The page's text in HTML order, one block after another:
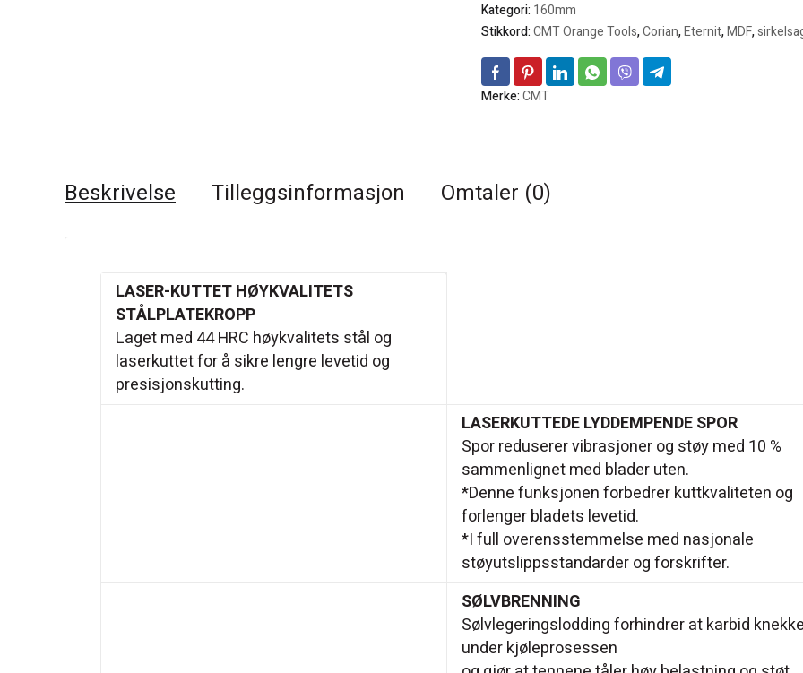
Kategori: 160mm
Stikkord:CMT Orange Tools,Corian,Eternit,MDF,
Merke:CMT
Beskrivelse Tilleggsinformasjon Omtaler (0)
LASER-KUTTET HØYKVALITETS
STÅLPLATEKROPP
Laget med 44 HRC høykvalitets stål og
laserkuttet for å sikre lengre levetid og
presisjonskutting.
LASERKUTTEDE LYDDEMPENDE SPOR
Spor reduserer vibrasjoner og støy med 10 %
sammenlignet med blader uten.
*Denne funksjonen forbedrer kuttkvaliteten og
forlenger bladets levetid.
*I full overensstemmelse med nasjonale
støyutslippsstandarder og forskrifter.
SØLVBRENNING
Sølvlegeringslodding forhindrer at karbid
under kjøleprosessen